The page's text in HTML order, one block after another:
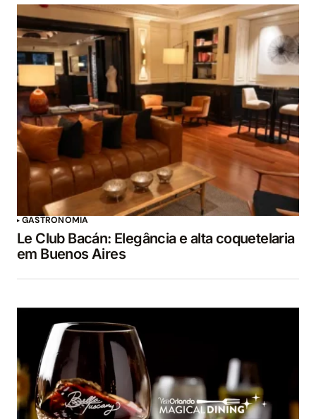
GASTRONOMIA
Le Club Bacán: Elegância e alta coquetelaria
em Buenos Aires